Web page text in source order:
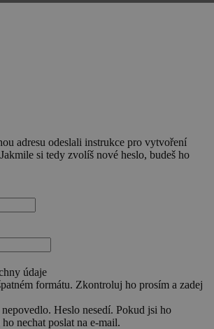
adresu odeslali instrukce pro vytvoření
si tedy zvolíš nové heslo, budeš ho
údaje
formátu. Zkontroluj ho prosím a zadej
Heslo nesedí. Pokud jsi ho
nechat poslat na e-mail.